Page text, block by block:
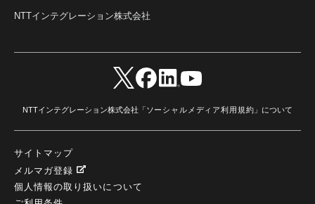
NTTインテグレーション株式会社
NTTインテグレーション株式会社「ソーシャルメディア利用規約 」について
サイトマップ
メルマガ登録
個人情報の取り扱いについて